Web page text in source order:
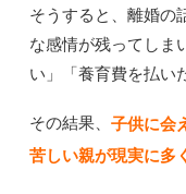
そうすると、離婚の
な感情が残ってしま
い」「養育費を払い
その結果、 子供に会
苦しい親が現実に多